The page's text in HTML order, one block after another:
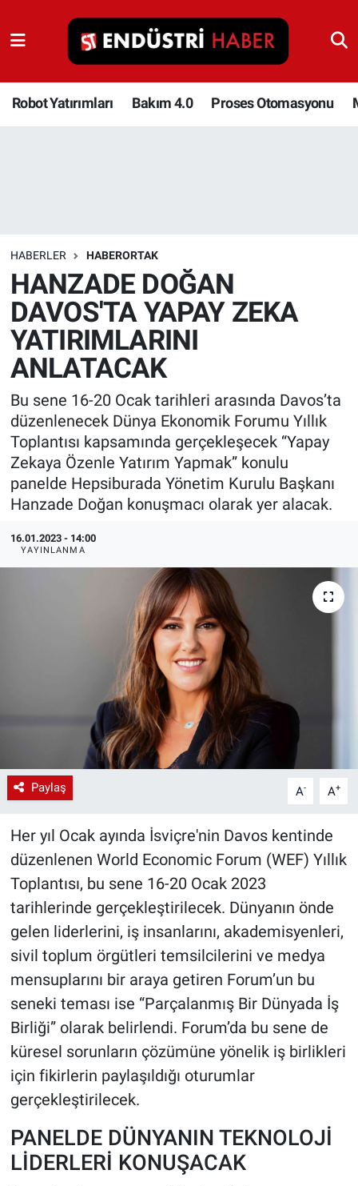
Robot Yatırımları Bakım 4.0 Proses Otomasyonu
HABERLER HABERORTAK
HANZADE DOĞAN
DAVOS'TA YAPAY ZEKA
YATIRIMLARINI
ANLATACAK
Bu sene 16-20 Ocak tarihleri arasında Davos’ta
düzenlenecek Dünya Ekonomik Forumu Yıllık
Toplantısı kapsamında gerçekleşecek “Yapay
Zekaya Özenle Yatırım Yapmak” konulu
panelde Hepsiburada Yönetim Kurulu Başkanı
Hanzade Doğan konuşmacı olarak yer alacak.
16.01.2023 - 14:00
YAYINLANMA
Paylaş A- A+
Her yıl Ocak ayında İsviçre'nin Davos kentinde
düzenlenen World Economic Forum (WEF) Yıllık
Toplantısı, bu sene 16-20 Ocak 2023
tarihlerinde gerçekleştirilecek. Dünyanın önde
gelen liderlerini, iş insanlarını, akademisyenleri,
sivil toplum örgütleri temsilcilerini ve medya
mensuplarını bir araya getiren Forum’un bu
seneki teması ise “Parçalanmış Bir Dünyada İş
Birliği” olarak belirlendi. Forum’da bu sene de
küresel sorunların çözümüne yönelik iş birlikleri
için fikirlerin paylaşıldığı oturumlar
gerçekleştirilecek.
PANELDE DÜNYANIN TEKNOLOJİ
LİDERLERİ KONUŞACAK
Robot Yatırımları
Bakım 4.0
İnşaat ve Malzeme
HaberOrtak
Enerjisini Üreten Fabrikalar
Endüstri 4.0 Uygulamaları
Ağır Sanayi Çözümleri